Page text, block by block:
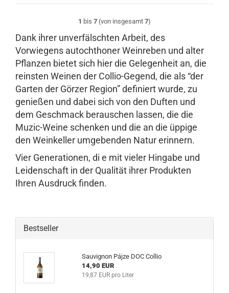
1 bis 7 (von insgesamt 7)
Dank ihrer unverfälschten Arbeit, des
Vorwiegens autochthoner Weinreben und alter
Pflanzen bietet sich hier die Gelegenheit an, die
reinsten Weinen der Collio-Gegend, die als “der
Garten der Görzer Region” definiert wurde, zu
genießen und dabei sich von den Duften und
dem Geschmack berauschen lassen, die die
Muzic-Weine schenken und die an die üppige
den Weinkeller umgebenden Natur erinnern.
Vier Generationen, di e mit vieler Hingabe und
Leidenschaft in der Qualität ihrer Produkten
Ihren Ausdruck finden.
Bestseller
Sau­vi­gnon Pájze DOC Col­lio
14,90 EUR
19,87 EUR pro Liter